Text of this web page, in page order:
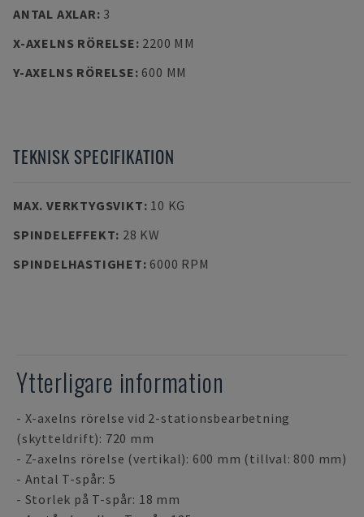
ANTAL AXLAR: 3
X-AXELNS RÖRELSE: 2200 MM
Y-AXELNS RÖRELSE: 600 MM
TEKNISK SPECIFIKATION
MAX. VERKTYGSVIKT: 10 KG
SPINDELEFFEKT: 28 KW
SPINDELHASTIGHET: 6000 RPM
Ytterligare information
- X-axelns rörelse vid 2-stationsbearbetning
(skytteldrift): 720 mm
- Z-axelns rörelse (vertikal): 600 mm (tillval: 800 mm)
- Antal T-spår: 5
- Storlek på T-spår: 18 mm